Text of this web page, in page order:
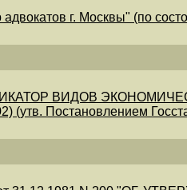
г. Москвы" (по
ВИДОВ
(утв. Постановлением